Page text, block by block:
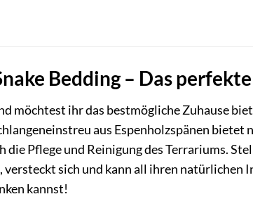
Bedding – Das
möchtest ihr das bestmögliche Zuhause
aus Espenholzspänen
Pflege und Reinigung des Terrariums.
versteckt sich und kann all ihren
kannst!